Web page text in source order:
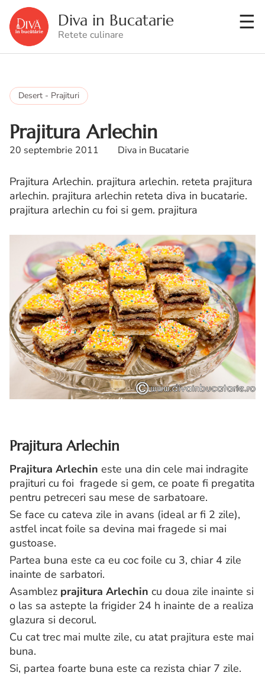
Diva in Bucatarie
Retete culinare
Desert - Prajituri
Prajitura Arlechin
20 septembrie 2011 Diva in Bucatarie
Prajitura Arlechin. prajitura arlechin. reteta prajitura
arlechin. prajitura arlechin reteta diva in bucatarie.
prajitura arlechin cu foi si gem. prajitura
Prajitura Arlechin
Prajitura Arlechin este una din cele mai indragite
prajituri cu foi fragede si gem, ce poate fi pregatita
pentru petreceri sau mese de sarbatoare.
Se face cu cateva zile in avans (ideal ar fi 2 zile),
astfel incat foile sa devina mai fragede si mai
gustoase.
Partea buna este ca eu coc foile cu 3, chiar 4 zile
inainte de sarbatori.
Asamblez prajitura Arlechin cu doua zile inainte si
o las sa astepte la frigider 24 h inainte de a realiza
glazura si decorul.
Cu cat trec mai multe zile, cu atat prajitura este mai
buna.
Si, partea foarte buna este ca rezista chiar 7 zile.